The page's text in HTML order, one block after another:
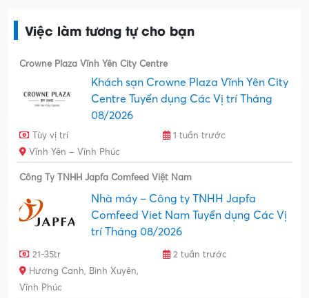
Việc làm tương tự cho bạn
Crowne Plaza Vĩnh Yên City Centre
Khách sạn Crowne Plaza Vĩnh Yên City
Centre Tuyển dụng Các Vị trí Tháng
08/2026
Tùy vị trí
1 tuần trước
Vĩnh Yên – Vĩnh Phúc
Công Ty TNHH Japfa Comfeed Việt Nam
Nhà máy – Công ty TNHH Japfa
Comfeed Viet Nam Tuyển dụng Các Vị
trí Tháng 08/2026
21-35tr
2 tuần trước
Hương Canh, Bình Xuyên,
Vĩnh Phúc